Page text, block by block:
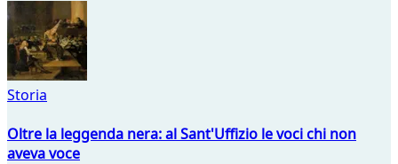
Storia
Oltre la leggenda nera: al Sant'Uffizio le voci chi non
aveva voce